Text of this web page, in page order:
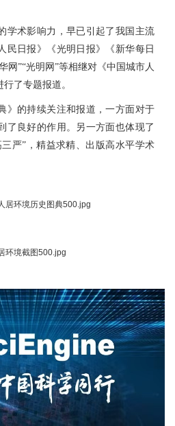
术影响力，早已引起了我国主流
民日报》《光明日报》《新华每日
网”“光明网”等相继对《中国城市人
了专题报道。
的持续关注和报道，一方面对于
了良好的作用。另一方面也体现了
严”，精益求精、出版高水平学术